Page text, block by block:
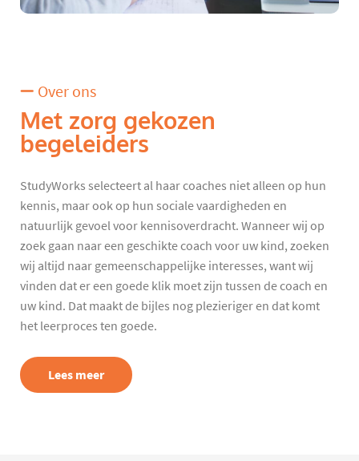
Over ons
Met zorg gekozen
begeleiders
StudyWorks selecteert al haar coaches niet alleen op hun
kennis, maar ook op hun sociale vaardigheden en
natuurlijk gevoel voor kennisoverdracht. Wanneer wij op
zoek gaan naar een geschikte coach voor uw kind, zoeken
wij altijd naar gemeenschappelijke interesses, want wij
vinden dat er een goede klik moet zijn tussen de coach en
uw kind. Dat maakt de bijles nog plezieriger en dat komt
het leerproces ten goede.
Lees meer